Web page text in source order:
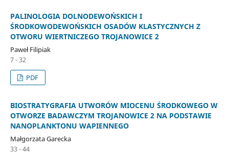
PALINOLOGIA DOLNODEWOŃSKICH I
ŚRODKOWODEWOŃSKICH OSADÓW KLASTYCZNYCH Z
OTWORU WIERTNICZEGO TROJANOWICE 2
Paweł Filipiak
7 - 32
PDF
BIOSTRATYGRAFIA UTWORÓW MIOCENU ŚRODKOWEGO W
OTWORZE BADAWCZYM TROJANOWICE 2 NA PODSTAWIE
NANOPLANKTONU WAPIENNEGO
Małgorzata Garecka
33 - 44